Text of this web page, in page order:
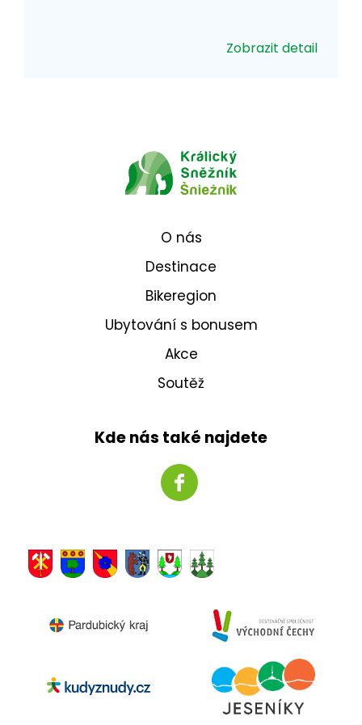
Zobrazit detail
O nás
Destinace
Bikeregion
Ubytování s bonusem
Akce
Soutěž
Kde nás také najdete